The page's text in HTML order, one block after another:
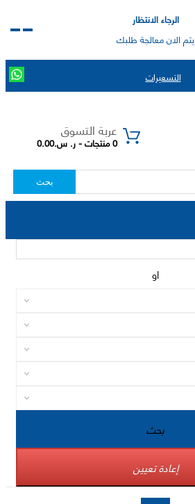
الرجاء الانتظار
يتم الان معالجة طلبك
التسعيرات
عربة التسوق
0 منتجات - ر. س.0.00
بحث
او
بحث
إعادة تعيين